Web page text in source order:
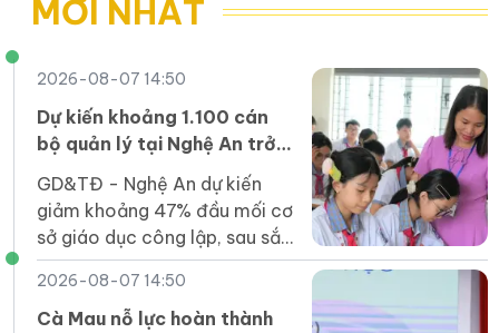
MỚI NHẤT
2026-08-07 14:50
Dự kiến khoảng 1.100 cán
bộ quản lý tại Nghệ An trở
lại công tác giảng dạy
GD&TĐ - Nghệ An dự kiến
giảm khoảng 47% đầu mối cơ
sở giáo dục công lập, sau sắp
xếp sẽ có khoảng 1.100 cán
bộ quản lý trở lại công tác
giảng dạy.
2026-08-07 14:50
Cà Mau nỗ lực hoàn thành